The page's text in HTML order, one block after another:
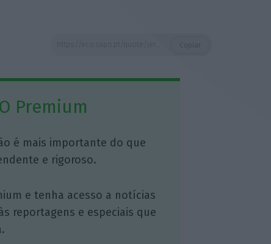
Premium
é mais importante do que
e rigoroso.
e tenha acesso a notícias
reportagens e especiais que